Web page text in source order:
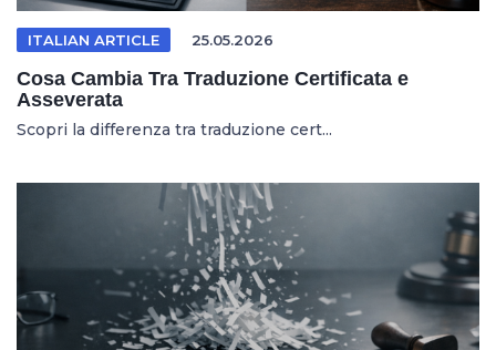
ITALIAN ARTICLE 25.05.2026
Cosa Cambia Tra Traduzione Certificata e
Asseverata
Scopri la differenza tra traduzione cert...